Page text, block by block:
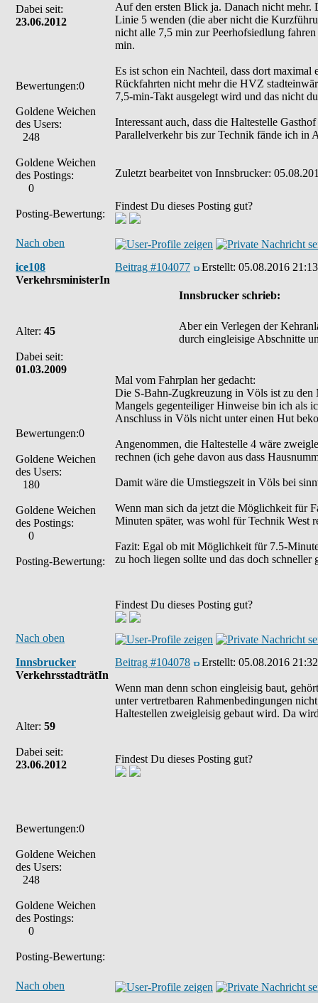
Dabei seit:
23.06.2012
Bewertungen:0
Goldene Weichen
des Users:
248
Goldene Weichen
des Postings:
0
Posting-Bewertung:
Auf den ersten Blick ja. Danach nicht mehr.
Linie 5 wenden (die aber nicht die
nicht alle 7,5 min zur Peerhofsiedlung
min.
Es ist schon ein Nachteil, dass dort
Rückfahrten nicht mehr die HVZ
7,5-min-Takt ausgelegt wird und das nicht
Interessant auch, dass die Haltestelle
Parallelverkehr bis zur Technik fände ich in
Zuletzt bearbeitet von Innsbrucker:
Findest Du dieses Posting gut?
Nach oben
ice108
VerkehrsministerIn
Alter: 45
Dabei seit:
01.03.2009
Bewertungen:0
Goldene Weichen
des Users:
180
Goldene Weichen
des Postings:
0
Posting-Bewertung:
Beitrag #104077 Erstellt: 05.08.2016 21:13
Innsbrucker schrieb:
Aber ein Verlegen der
durch eingleisige Abschnitte
Mal vom Fahrplan her gedacht:
Die S-Bahn-Zugkreuzung in Völs ist zu den
Mangels gegenteiliger Hinweise bin ich als
Anschluss in Völs nicht unter einen Hut
Angenommen, die Haltestelle 4 wäre
rechnen (ich gehe davon aus dass
Damit wäre die Umstiegszeit in Völs bei
Wenn man sich da jetzt die Möglichkeit für
Minuten später, was wohl für Technik West
Fazit: Egal ob mit Möglichkeit für 7.5-
zu hoch liegen sollte und das doch schneller
Findest Du dieses Posting gut?
Nach oben
Innsbrucker
VerkehrsstadträtIn
Alter: 59
Dabei seit:
23.06.2012
Bewertungen:0
Goldene Weichen
des Users:
248
Goldene Weichen
des Postings:
0
Posting-Bewertung:
Beitrag #104078 Erstellt: 05.08.2016 21:32
Wenn man denn schon eingleisig baut,
unter vertretbaren Rahmenbedingungen
Haltestellen zweigleisig gebaut wird. Da
Findest Du dieses Posting gut?
Nach oben